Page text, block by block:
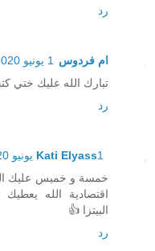
رد
ام فردوس
1 يونيو 2020 في 1:07 ص
تبارك الله عليك ختي
رد
Kati Elyass1 يونيو 2020 في 1:07 ص
خمسة و خميس عليك
اقتصادية الله
البيتزا 👍
رد